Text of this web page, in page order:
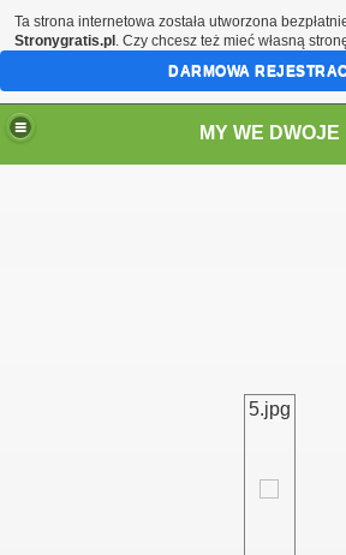
MY WE DWOJE
5.jpg
Ta strona internetowa została utworzona
Stronygratis.pl . Czy chcesz też mieć własną
DARMOWA